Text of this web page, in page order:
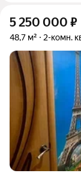
5 250 000 ₽
48,7 м² 2-комн.